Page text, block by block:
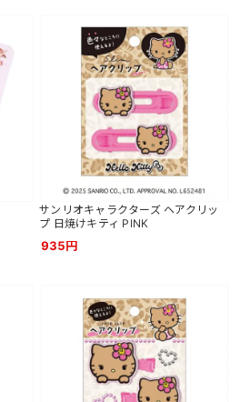
サンリオキャラクターズ ヘアクリッ
プ 日焼けキティ PINK
935円